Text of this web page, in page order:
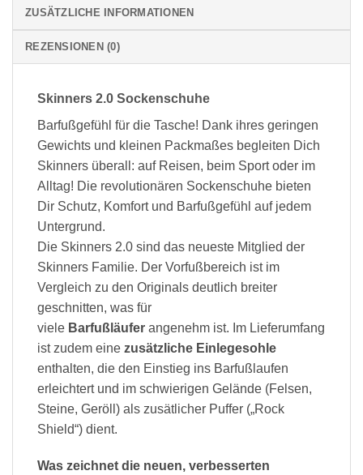
ZUSÄTZLICHE INFORMATIONEN
REZENSIONEN (0)
Skinners 2.0 Sockenschuhe
Barfußgefühl für die Tasche! Dank ihres geringen
Gewichts und kleinen Packmaßes begleiten Dich
Skinners überall: auf Reisen, beim Sport oder im
Alltag! Die revolutionären Sockenschuhe bieten
Dir Schutz, Komfort und Barfußgefühl auf jedem
Untergrund.
Die Skinners 2.0 sind das neueste Mitglied der
Skinners Familie. Der Vorfußbereich ist im
Vergleich zu den Originals deutlich breiter
geschnitten, was für
viele Barfußläufer angenehm ist. Im Lieferumfang
ist zudem eine zusätzliche Einlegesohle
enthalten, die den Einstieg ins Barfußlaufen
erleichtert und im schwierigen Gelände (Felsen,
Steine, Geröll) als zusätlicher Puffer („Rock
Shield“) dient.
Was zeichnet die neuen, verbesserten